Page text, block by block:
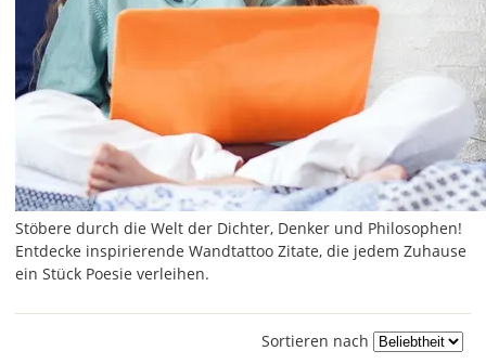
Stöbere durch die Welt der Dichter, Denker und Philosophen!
Entdecke inspirierende Wandtattoo Zitate, die jedem Zuhause
ein Stück Poesie verleihen.
Sortieren nach